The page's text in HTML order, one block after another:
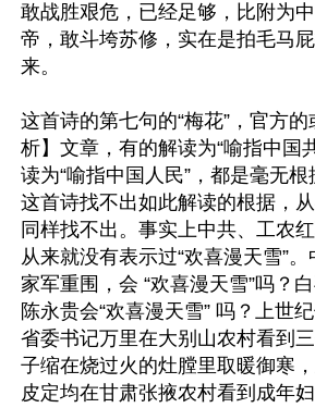
敢战胜艰危，已经足够，比附为
帝，敢斗垮苏修，实在是拍毛马
来。
这首诗的第七句的“梅花”，官方
析】文章，有的解读为“喻指中国
读为“喻指中国人民”，都是毫无
这首诗找不出如此解读的根据，
同样找不出。事实上中共、工农
从来就没有表示过“欢喜漫天雪”
家军重围，会 “欢喜漫天雪”吗？
陈永贵会“欢喜漫天雪” 吗？上世
省委书记万里在大别山农村看到
子缩在烧过火的灶膛里取暖御寒
皮定均在甘肃张掖农村看到成年